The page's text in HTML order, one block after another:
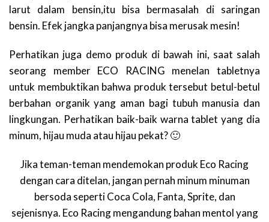
larut dalam bensin,itu bisa bermasalah di saringan
bensin. Efek jangka panjangnya bisa merusak mesin!
Perhatikan juga demo produk di bawah ini, saat salah
seorang member ECO RACING menelan tabletnya
untuk membuktikan bahwa produk tersebut betul-betul
berbahan organik yang aman bagi tubuh manusia dan
lingkungan. Perhatikan baik-baik warna tablet yang dia
minum, hijau muda atau hijau pekat? 🙂
Jika teman-teman mendemokan produk Eco Racing
dengan cara ditelan, jangan pernah minum minuman
bersoda seperti Coca Cola, Fanta, Sprite, dan
sejenisnya. Eco Racing mengandung bahan mentol yang